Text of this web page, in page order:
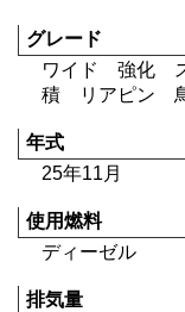
グレード
ワイド 強化
積 リアピン
年式
25年11月
使用燃料
ディーゼル
排気量